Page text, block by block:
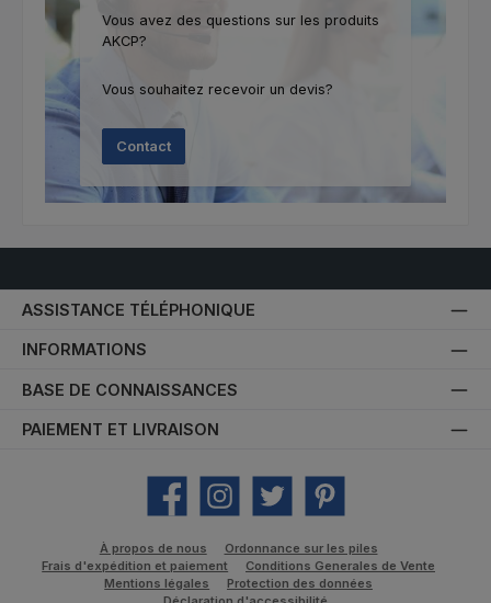
Vous avez des questions sur les produits
AKCP?
Vous souhaitez recevoir un devis?
Contact
ASSISTANCE TÉLÉPHONIQUE
INFORMATIONS
BASE DE CONNAISSANCES
PAIEMENT ET LIVRAISON
Facebook Instagram Twitter Pinterest
À propos de nous
Ordonnance sur les piles
Frais d'expédition et paiement
Conditions Generales de Vente
Mentions légales
Protection des données